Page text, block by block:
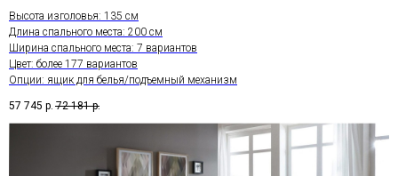
Высота изголовья: 135 см
Длина спального места: 200 см
Ширина спального места: 7 вариантов
Цвет: более 177 вариантов
Опции: ящик для белья/подъемный механизм
57 745 р. 72 181 р.